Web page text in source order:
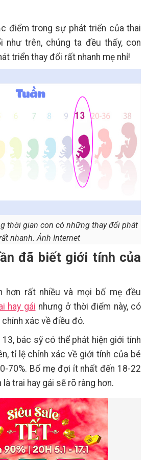
điểm trong sự phát triển của thai
như trên, chúng ta đều thấy, con
triển thay đổi rất nhanh mẹ nhỉ!
thời gian con có những thay đổi phát
nhanh. Ảnh Internet
đã biết giới tính của
hơn rất nhiều và mọi bố mẹ đều
hay gái nhưng ở thời điểm này, có
xác về điều đó.
bác sỹ có thể phát hiện giới tính
tỉ lệ chính xác về giới tính của bé
70%. Bố mẹ đợi ít nhất đến 18-22
trai hay gái sẽ rõ ràng hơn.